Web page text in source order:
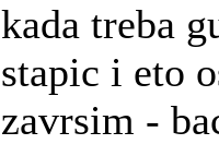
kada treba
stapic i eto
zavrsim -